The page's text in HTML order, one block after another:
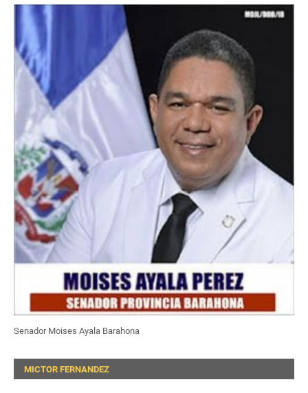
Senador Moises Ayala Barahona
MICTOR FERNANDEZ